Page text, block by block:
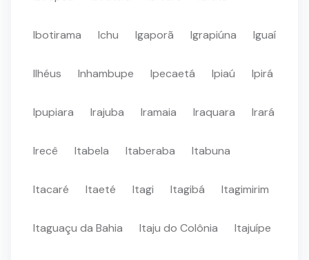
Ibotirama Ichu Igaporã Igrapiúna Iguaí
Ilhéus Inhambupe Ipecaetá Ipiaú Ipirá
Ipupiara Irajuba Iramaia Iraquara Irará
Irecê Itabela Itaberaba Itabuna
Itacaré Itaeté Itagi Itagibá Itagimirim
Itaguaçu da Bahia Itaju do Colônia Itajuípe